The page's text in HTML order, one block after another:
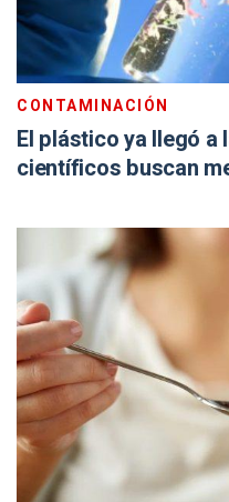
CONTAMINACIÓN
El plástico ya llegó a
científicos buscan